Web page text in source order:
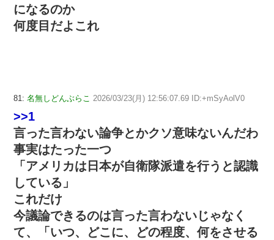
になるのか
何度目だよこれ
81: 名無しどんぶらこ 2026/03/23(月) 12:56:07.69 ID:+mSyAolV0
>>1
言った言わない論争とかクソ意味ないんだわ
事実はたった一つ
「アメリカは日本が自衛隊派遣を行うと認識
している」
これだけ
今議論できるのは言った言わないじゃなく
て、「いつ、どこに、どの程度、何をさせる